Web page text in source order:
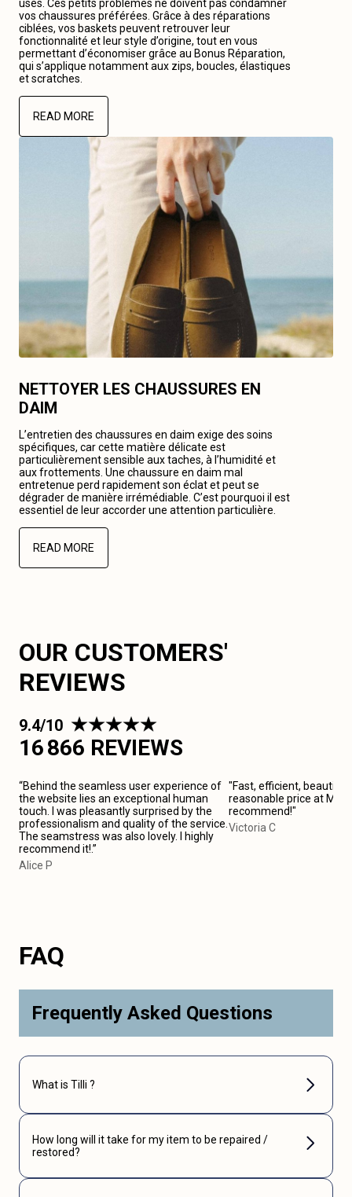
usés. Ces petits problèmes ne doivent pas condamner
vos chaussures préférées. Grâce à des réparations
ciblées, vos baskets peuvent retrouver leur
fonctionnalité et leur style d’origine, tout en vous
permettant d’économiser grâce au Bonus Réparation,
qui s’applique notamment aux zips, boucles, élastiques
et scratches.
READ MORE
NETTOYER LES CHAUSSURES EN
DAIM
L’entretien des chaussures en daim exige des soins
spécifiques, car cette matière délicate est
particulièrement sensible aux taches, à l’humidité et
aux frottements. Une chaussure en daim mal
entretenue perd rapidement son éclat et peut se
dégrader de manière irrémédiable. C’est pourquoi il est
essentiel de leur accorder une attention particulière.
READ MORE
OUR CUSTOMERS'
REVIEWS
9.4/10
16 866 REVIEWS
“Behind the seamless user experience of
the website lies an exceptional human
touch. I was pleasantly surprised by the
professionalism and quality of the service.
The seamstress was also lovely. I highly
recommend it!.”
Alice P
"Fast, efficient, beautiful
reasonable price at
recommend!"
Victoria C
FAQ
Frequently Asked Questions
What is Tilli ?
How long will it take for my item to be repaired /
restored?